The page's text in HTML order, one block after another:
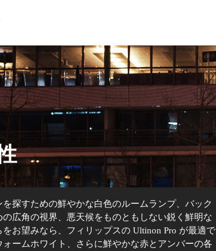
探すための鮮やかな白色のルームランプ、バック
広角の視界、悪天候をものともしない鋭く鮮明な
お望みなら、フィリップスの Ultinon Pro が最適で
ームホワイト、さらに鮮やかな赤とアンバーの各